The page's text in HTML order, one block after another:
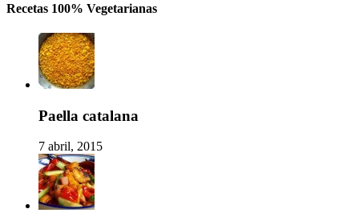
Recetas 100% Vegetarianas
Paella catalana
7 abril, 2015